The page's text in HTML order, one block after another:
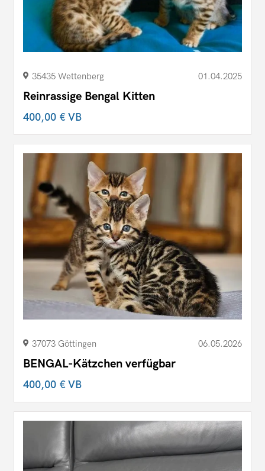
35435 Wettenberg 01.04.2025
Reinrassige Bengal Kitten
400,00 €VB
37073 Göttingen 06.05.2026
BENGAL-Kätzchen verfügbar
400,00 €VB